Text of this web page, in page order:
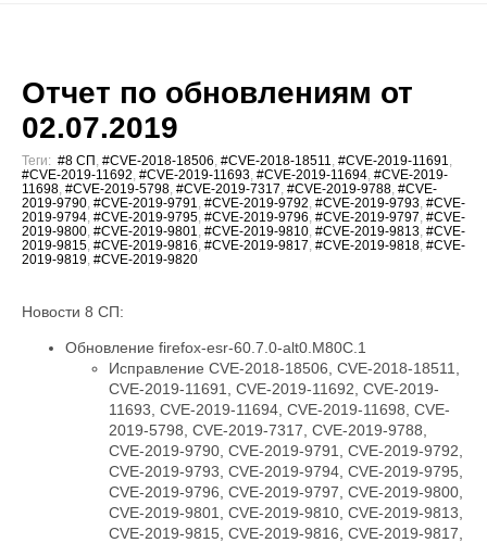
Отчет по обновлениям от
02.07.2019
Теги: #8 СП #CVE-2018-18506 #CVE-2018-18511 #CVE-2019-11691
#CVE-2019-11692 #CVE-2019-11693 #CVE-2019-11694 #CVE-2019-
11698 #CVE-2019-5798 #CVE-2019-7317 #CVE-2019-9788 #CVE-
2019-9790 #CVE-2019-9791 #CVE-2019-9792 #CVE-2019-9793 #CVE-
2019-9794 #CVE-2019-9795 #CVE-2019-9796 #CVE-2019-9797 #CVE-
2019-9800 #CVE-2019-9801 #CVE-2019-9810 #CVE-2019-9813 #CVE-
2019-9815 #CVE-2019-9816 #CVE-2019-9817 #CVE-2019-9818 #CVE-
2019-9819 #CVE-2019-9820
Новости 8 СП:
Обновление firefox-esr-60.7.0-alt0.M80C.1
Исправление CVE-2018-18506, CVE-2018-18511,
CVE-2019-11691, CVE-2019-11692, CVE-2019-
11693, CVE-2019-11694, CVE-2019-11698, CVE-
2019-5798, CVE-2019-7317, CVE-2019-9788,
CVE-2019-9790, CVE-2019-9791, CVE-2019-9792,
CVE-2019-9793, CVE-2019-9794, CVE-2019-9795,
CVE-2019-9796, CVE-2019-9797, CVE-2019-9800,
CVE-2019-9801, CVE-2019-9810, CVE-2019-9813,
CVE-2019-9815, CVE-2019-9816, CVE-2019-9817,